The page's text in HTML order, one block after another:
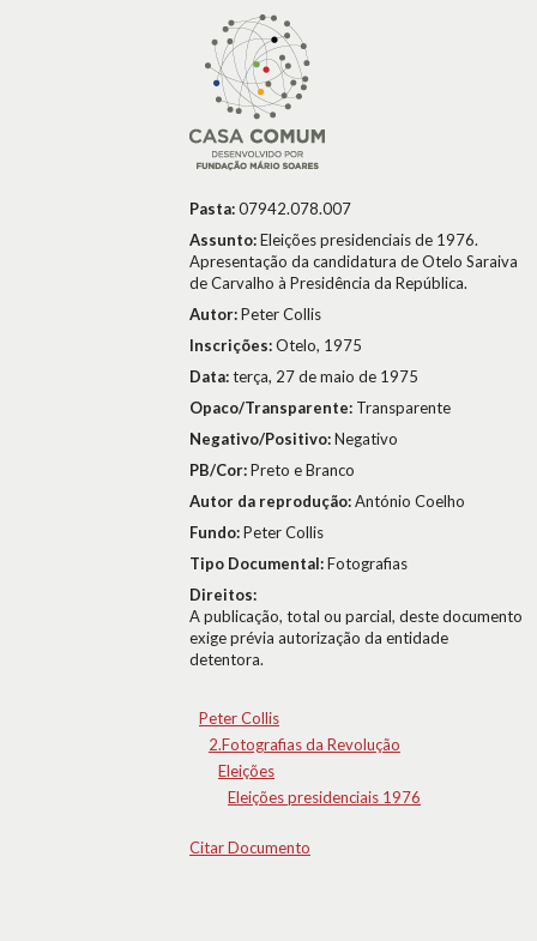
Pasta:07942.078.007
Assunto:Eleições presidenciais de 1976.
Apresentação da candidatura de Otelo Saraiva
de Carvalho à Presidência da República.
Autor:Peter Collis
Inscrições:Otelo, 1975
Data:terça, 27 de maio de 1975
Opaco/Transparente: Transparente
Negativo/Positivo:Negativo
PB/Cor:Preto e Branco
Autor da reprodução:António Coelho
Fundo:Peter Collis
Tipo Documental:Fotografias
Direitos:
A publicação, total ou parcial, deste documento
exige prévia autorização da entidade
detentora.
Peter Collis
2.Fotografias da Revolução
Eleições
Eleições presidenciais 1976
Citar Documento